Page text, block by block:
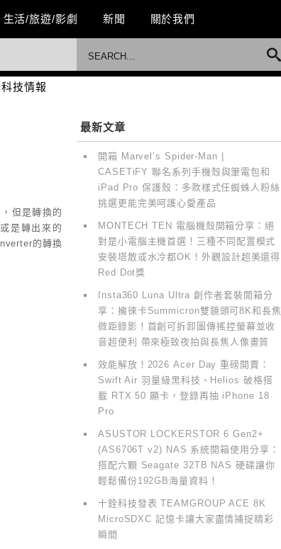
生活/旅遊/影劇 新聞 關於我們
科技情報
但是轉換的
是轉出來的
的轉換
最新文章
開箱 Marvel’s Spider-Man |
CASETiFY 聯名系列手機殼與筆電包和
iPad Pro 保護殼：多款樣式任蜘蛛人粉絲
挑選更能完美呵護心愛產品
MONTECH TEN 電腦機殼開箱分享：絕
對是小電腦主機首選！三種不同配置模式
安裝塔散或水冷都OK！外觀設計超美還得
Red Dot獎
Insta360 Luna Ultra 創作者套裝開箱分
享：擁徠卡Summicron雙鏡頭可8K和長焦
微距錄影！首創可拆卸圖傳搖控螢幕並收
音超便利 帶來極致夜拍與長焦人像畫質
效能解放！2026 Acer Day 重磅開賣：
Swift Air 羽量級黑科技、Helios 破格搭
載 RTX 50 顯卡，登錄再抽 iPhone 18
Pro
ASUSTOR LOCKERSTOR 6 Gen2+
(AS6706T v2) NAS 系統開箱使用分享：
搭配六顆 Seagate 32TB NAS 硬碟讓你
輕鬆備份192GB海量資料！
十銓科技發表 TEAMGROUP ACE 8K
MicroSDXC 記憶卡讓大家盡情捕捉精彩
瞬間